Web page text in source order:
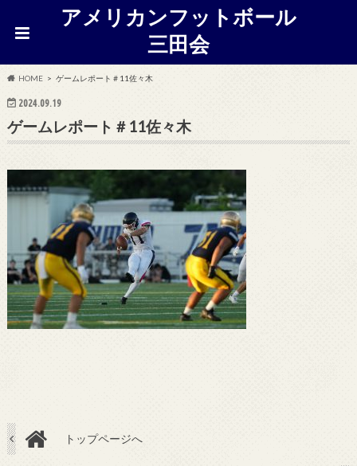
アメリカンフットボール
三田会
HOME ゲームレポート＃11佐々木
2024.09.19
ゲームレポート＃11佐々木
トップページへ